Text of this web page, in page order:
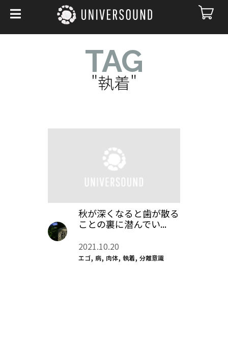
TAG
"執着"
秋が深くなると歯が散る
ことの裏に潜んでい...
2021.10.20
エゴ, 病, 肉体, 執着, 分離意識